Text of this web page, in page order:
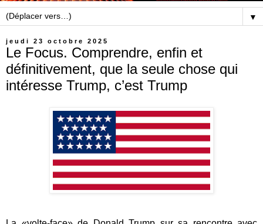
▼
jeudi 23 octobre 2025
Le Focus. Comprendre, enfin et
définitivement, que la seule chose qui
intéresse Trump, c’est Trump